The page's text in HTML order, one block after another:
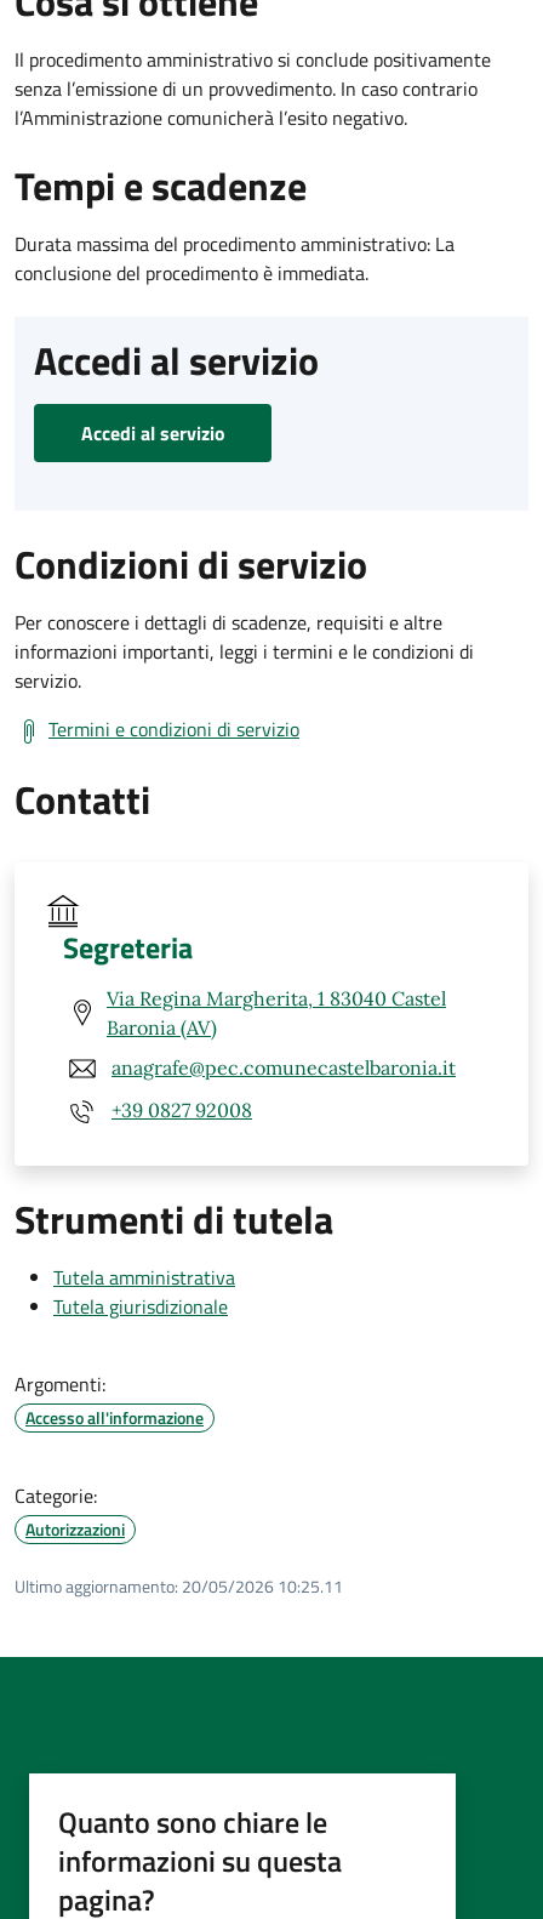
Il procedimento amministrativo si conclude positivamente
senza l’emissione di un provvedimento. In caso contrario
l’Amministrazione comunicherà l’esito negativo.
Tempi e scadenze
Durata massima del procedimento amministrativo: La
conclusione del procedimento è immediata.
Accedi al servizio
Accedi al servizio
Condizioni di servizio
Per conoscere i dettagli di scadenze, requisiti e altre
informazioni importanti, leggi i termini e le condizioni di
servizio.
Termini e condizioni di servizio
Contatti
Segreteria
Via Regina Margherita, 1 83040 Castel
Baronia (AV)
anagrafe@pec.comunecastelbaronia.it
+39 0827 92008
Strumenti di tutela
Tutela amministrativa
Tutela giurisdizionale
Argomenti:
Accesso all'informazione
Categorie:
Autorizzazioni
Ultimo aggiornamento: 20/05/2026 10:25.11
Quanto sono chiare le
informazioni su questa
pagina?